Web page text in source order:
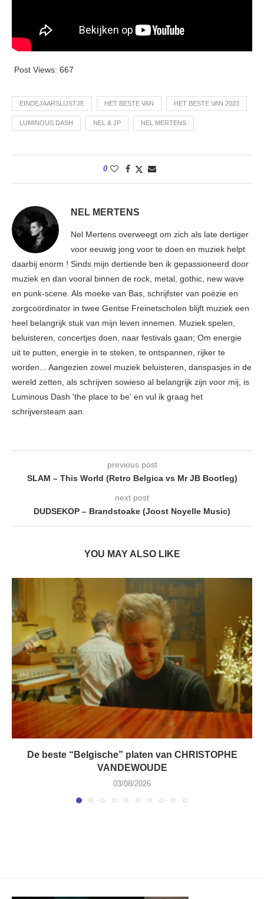
Post Views: 667
EINDEJAARSLIJSTJE HET BESTE VAN HET BESTE VAN 2023
LUMINOUS DASH NEL & JP NEL MERTENS
0
NEL MERTENS
Nel Mertens overweegt om zich als late dertiger
voor eeuwig jong voor te doen en muziek helpt
daarbij enorm ! Sinds mijn dertiende ben ik gepassioneerd door
muziek en dan vooral binnen de rock, metal, gothic, new wave
en punk-scene. Als moeke van Bas, schrijfster van poëzie en
zorgcoördinator in twee Gentse Freinetscholen blijft muziek een
heel belangrijk stuk van mijn leven innemen. Muziek spelen,
beluisteren, concertjes doen, naar festivals gaan; Om energie
uit te putten, energie in te steken, te ontspannen, rijker te
worden... Aangezien zowel muziek beluisteren, danspasjes in de
wereld zetten, als schrijven sowieso al belangrijk zijn voor mij, is
Luminous Dash 'the place to be' en vul ik graag het
schrijversteam aan.
previous post
SLAM – This World (Retro Belgica vs Mr JB Bootleg)
next post
DUDSEKOP – Brandstoake (Joost Noyelle Music)
YOU MAY ALSO LIKE
De beste “Belgische” platen van CHRISTOPHE
VANDEWOUDE
03/08/2026